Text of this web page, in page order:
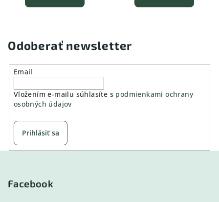
Odoberať newsletter
Email
Vložením e-mailu súhlasíte s podmienkami ochrany
osobných údajov
Prihlásiť sa
Facebook